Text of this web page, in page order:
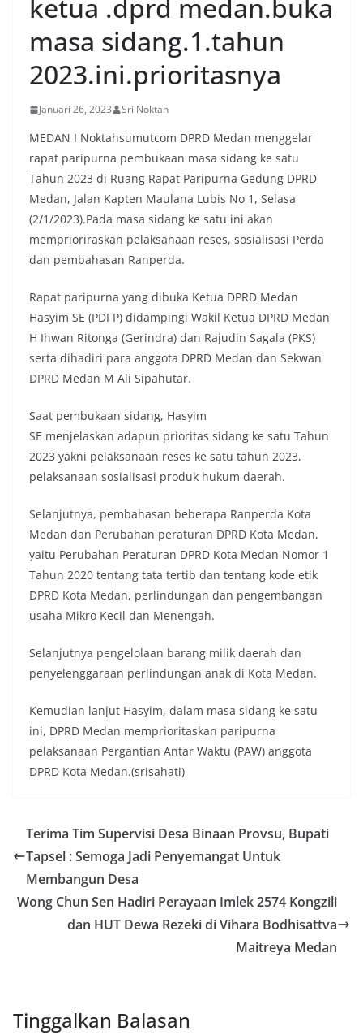
ketua .dprd medan.buka
masa sidang.1.tahun
2023.ini.prioritasnya
Januari 26, 2023 Sri Noktah
MEDAN I Noktahsumutcom DPRD Medan menggelar
rapat paripurna pembukaan masa sidang ke satu
Tahun 2023 di Ruang Rapat Paripurna Gedung DPRD
Medan, Jalan Kapten Maulana Lubis No 1, Selasa
(2/1/2023).Pada masa sidang ke satu ini akan
memprioriraskan pelaksanaan reses, sosialisasi Perda
dan pembahasan Ranperda.
Rapat paripurna yang dibuka Ketua DPRD Medan
Hasyim SE (PDI P) didampingi Wakil Ketua DPRD Medan
H Ihwan Ritonga (Gerindra) dan Rajudin Sagala (PKS)
serta dihadiri para anggota DPRD Medan dan Sekwan
DPRD Medan M Ali Sipahutar.
Saat pembukaan sidang, Hasyim
SE menjelaskan adapun prioritas sidang ke satu Tahun
2023 yakni pelaksanaan reses ke satu tahun 2023,
pelaksanaan sosialisasi produk hukum daerah.
Selanjutnya, pembahasan beberapa Ranperda Kota
Medan dan Perubahan peraturan DPRD Kota Medan,
yaitu Perubahan Peraturan DPRD Kota Medan Nomor 1
Tahun 2020 tentang tata tertib dan tentang kode etik
DPRD Kota Medan, perlindungan dan pengembangan
usaha Mikro Kecil dan Menengah.
Selanjutnya pengelolaan barang milik daerah dan
penyelenggaraan perlindungan anak di Kota Medan.
Kemudian lanjut Hasyim, dalam masa sidang ke satu
ini, DPRD Medan memprioritaskan paripurna
pelaksanaan Pergantian Antar Waktu (PAW) anggota
DPRD Kota Medan.(srisahati)
Terima Tim Supervisi Desa Binaan Provsu, Bupati
Tapsel : Semoga Jadi Penyemangat Untuk
Membangun Desa
Wong Chun Sen Hadiri Perayaan Imlek 2574 Kongzili
dan HUT Dewa Rezeki di Vihara Bodhisattva
Maitreya Medan
Tinggalkan Balasan